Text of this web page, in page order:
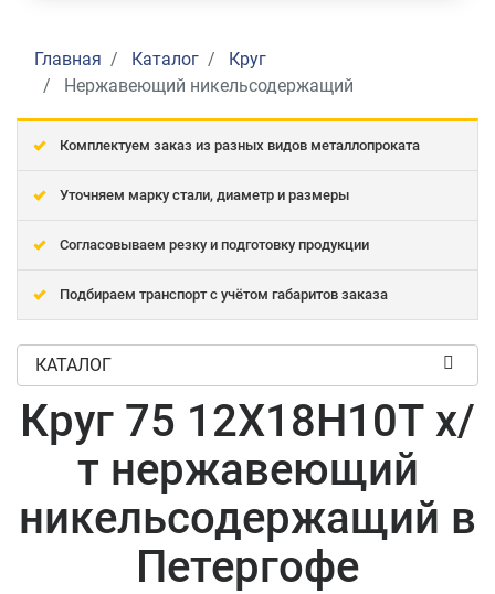
Главная Каталог
Круг
Нержавеющий никельсодержащий
Комплектуем заказ из разных видов металлопроката
Уточняем марку стали, диаметр и размеры
Согласовываем резку и подготовку продукции
Подбираем транспорт с учётом габаритов заказа
КАТАЛОГ
Круг 75 12Х18Н10Т х/
т нержавеющий
никельсодержащий в
Петергофе